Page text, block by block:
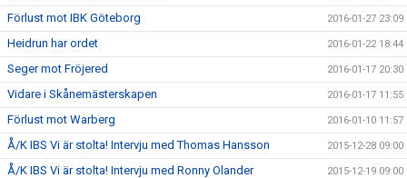
Förlust mot IBK Göteborg 2016-01-27 23:09
Heidrun har ordet 2016-01-22 18:44
Seger mot Fröjered 2016-01-17 20:30
Vidare i Skånemästerskapen 2016-01-17 11:55
Förlust mot Warberg 2016-01-10 11:57
Å/K IBS Vi är stolta! Intervju med Thomas Hansson 2015-12-28 09:00
Å/K IBS Vi är stolta! Intervju med Ronny Olander 2015-12-19 09:00